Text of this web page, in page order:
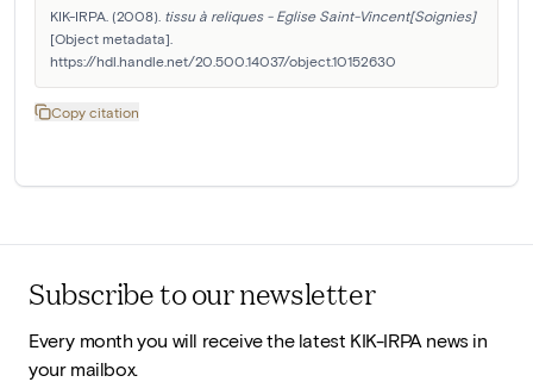
KIK-IRPA. (2008). tissu à reliques - Eglise Saint-Vincent[Soignies]
[Object metadata].
https://hdl.handle.net/20.500.14037/object.10152630
Copy citation
Subscribe to our newsletter
Every month you will receive the latest KIK-IRPA news in
your mailbox.